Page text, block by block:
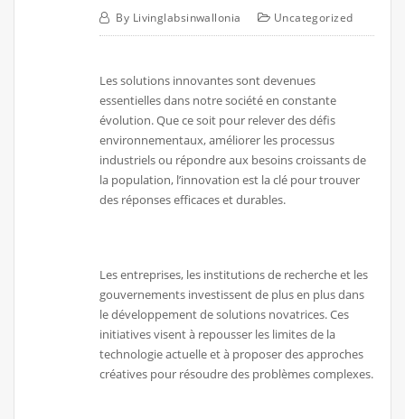
By Livinglabsinwallonia Uncategorized
Les solutions innovantes sont devenues
essentielles dans notre société en constante
évolution. Que ce soit pour relever des défis
environnementaux, améliorer les processus
industriels ou répondre aux besoins croissants de
la population, l’innovation est la clé pour trouver
des réponses efficaces et durables.
Les entreprises, les institutions de recherche et les
gouvernements investissent de plus en plus dans
le développement de solutions novatrices. Ces
initiatives visent à repousser les limites de la
technologie actuelle et à proposer des approches
créatives pour résoudre des problèmes complexes.